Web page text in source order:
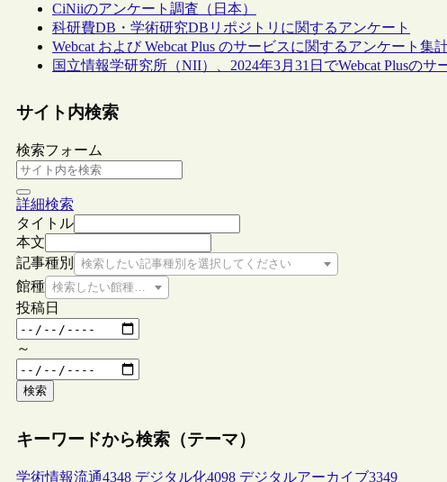
CiNiiのアンケート調査（日本）
科研費DB・学術研究DBリポジトリに関するアンケート
Webcat および Webcat Plus のサービスに関するアンケート集
国立情報学研究所（NII）、2024年3月31日でWebcat Plusのサ
サイト内検索
検索フォーム
詳細検索
タイトル
本文
記事種別
検索したい記事種別を選択してください
館種 検索したい館種を選択してください
投稿日
～
検索
キーワードから検索（テーマ）
学術情報流通4348 デジタル化4098 デジタルアーカイブ3349